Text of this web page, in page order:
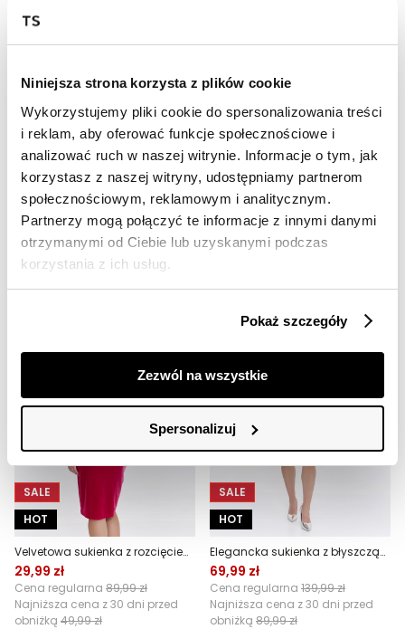
Niniejsza strona korzysta z plików cookie
Wykorzystujemy pliki cookie do spersonalizowania treści
i reklam, aby oferować funkcje społecznościowe i
analizować ruch w naszej witrynie. Informacje o tym, jak
korzystasz z naszej witryny, udostępniamy partnerom
społecznościowym, reklamowym i analitycznym.
Partnerzy mogą połączyć te informacje z innymi danymi
otrzymanymi od Ciebie lub uzyskanymi podczas
korzystania z ich usług.
Pokaż szczegóły
Zezwól na wszystkie
Spersonalizuj
SALE
Granatowa sukienka w drobny wzór
49,99 zł
Cena regularna 99,99 zł
Najniższa cena z 30 dni przed
obniżką69,99 zł
SALE
HOT
49,99 zł
Cena regularna99,99 zł
Najniższa cena z 30 dni przed
SALE
HOT
Velvetowa sukienka z rozcięciem, czerwona
29,99 zł
Cena regularna 89,99 zł
Najniższa cena z 30 dni przed
obniżką 49,99 zł
SALE
HOT
Elegancka sukienka z błyszczącą nitką
69,99 zł
Cena regularna 139,99 zł
Najniższa cena z 30 dni przed
obniżką 89,99 zł